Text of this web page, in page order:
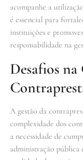
acompanhe a
é essencial para
instituições e
responsabilidade na
Desafios na
A gestão da
complexidade dos
a necessidade de
administração pública